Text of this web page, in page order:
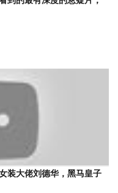
装大佬刘德华，黑马皇子